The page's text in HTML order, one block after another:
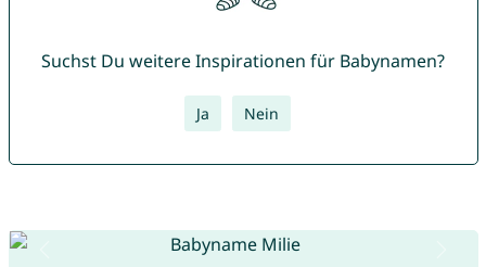
Suchst Du weitere Inspirationen für Babynamen?
Ja Nein